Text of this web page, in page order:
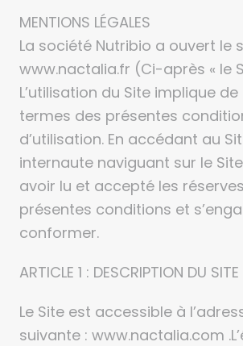
MENTIONS LÉGALES
La société Nutribio a ouvert le
www.nactalia.fr (Ci-après « le
L’utilisation du Site implique
termes des présentes
d’utilisation. En accédant au
internaute naviguant sur le
avoir lu et accepté les
présentes conditions et
conformer.
ARTICLE 1 : DESCRIPTION DU SITE
Le Site est accessible à
suivante : www.nactalia.com